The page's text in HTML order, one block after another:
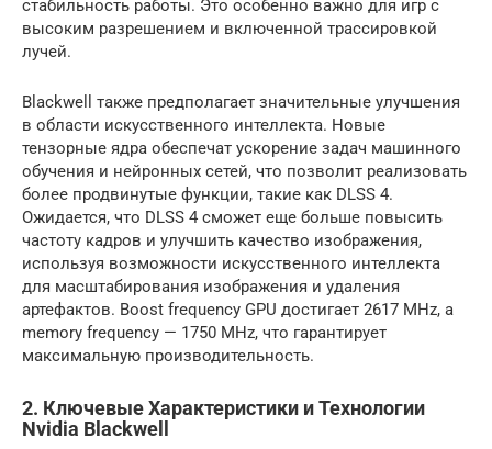
стабильность работы. Это особенно важно для игр с
высоким разрешением и включенной трассировкой
лучей.
Blackwell также предполагает значительные улучшения
в области искусственного интеллекта. Новые
тензорные ядра обеспечат ускорение задач машинного
обучения и нейронных сетей, что позволит реализовать
более продвинутые функции, такие как DLSS 4.
Ожидается, что DLSS 4 сможет еще больше повысить
частоту кадров и улучшить качество изображения,
используя возможности искусственного интеллекта
для масштабирования изображения и удаления
артефактов. Boost frequency GPU достигает 2617 MHz, а
memory frequency — 1750 MHz, что гарантирует
максимальную производительность.
2. Ключевые Характеристики и Технологии
Nvidia Blackwell